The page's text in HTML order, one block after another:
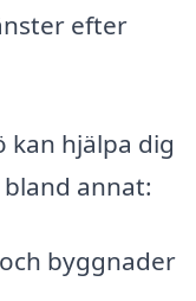
efter
kan hjälpa dig
annat:
byggnader